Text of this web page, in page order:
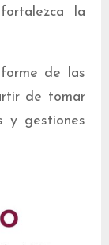
la
de las
de tomar
y gestiones